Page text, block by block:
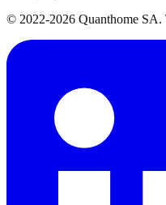
© 2022-2026 Quanthome SA.